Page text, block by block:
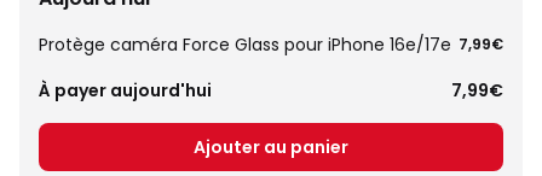
Protège caméra Force Glass pour iPhone 16e/17e 7,99€
À payer aujourd'hui 7,99€
Ajouter au panier